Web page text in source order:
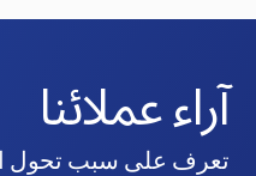
آراء عملائنا